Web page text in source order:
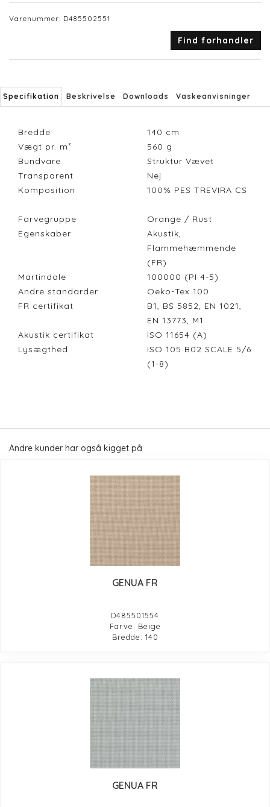
Varenummer: D485502551
Find forhandler
Specifikation Beskrivelse Downloads Vaskeanvisninger
Bredde 140 cm
Vægt pr. m²
560 g
Bundvare
Struktur Vævet
Transparent
Nej
Komposition
100% PES TREVIRA CS
Farvegruppe
Orange / Rust
Egenskaber
Akustik,
Flammehæmmende
(FR)
Martindale
100000 (PI 4-5)
Andre standarder
Oeko-Tex 100
FR certifikat
B1, BS 5852, EN 1021,
EN 13773, M1
Akustik certifikat
ISO 11654 (A)
Lysægthed
ISO 105 B02 SCALE 5/6
(1-8)
Andre kunder har også kigget på
GENUA FR
D485501554
Farve: Beige
Bredde: 140
GENUA FR